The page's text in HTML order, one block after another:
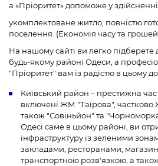
а «Пріоритет» допоможе у
укомплектоване житло, повністю
поселення. (Економія часу та
На нашому сайті ви легко підберете
будь-якому районі Одеси, а
"Пріоритет" вам із радістю в цьому
Київський район – престижна
включені ЖМ "Таїрова",
також "Совіньйон" та
Одесі саме в цьому районі, ви
інфраструктуру із зеленими
закладами, ресторанами,
транспортною розв'язкою, а